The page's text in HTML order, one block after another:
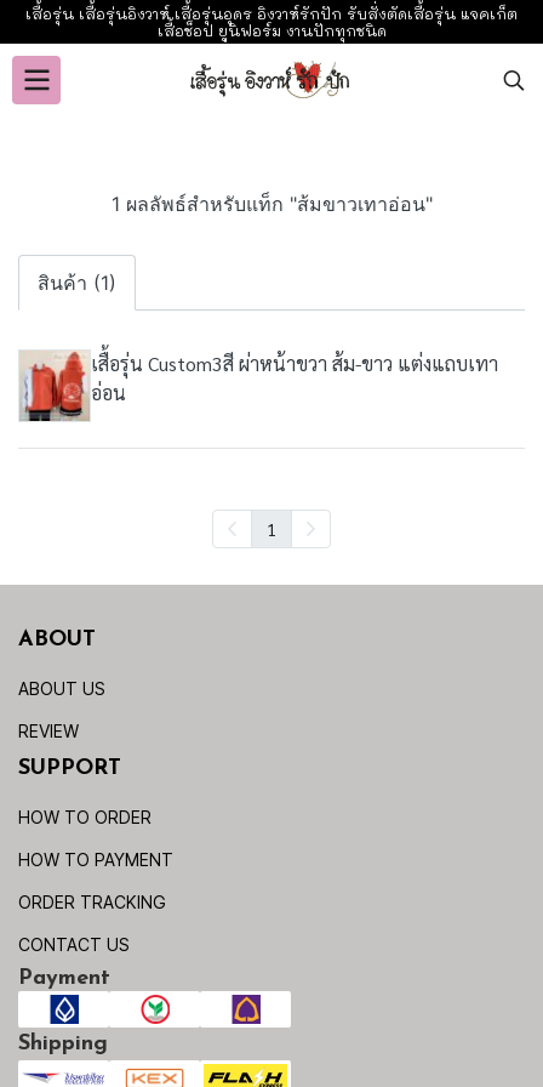
เสื้อรุ่น เสื้อรุ่นอิงวาห์ เสื้อรุ่นอุดร อิงวาห์รักปัก รับสั่งตัดเสื้อรุ่น แจคเก็ต
เสื้อช็อป ยูนิฟอร์ม งานปักทุกชนิด
1 ผลลัพธ์สำหรับแท็ก "ส้มขาวเทาอ่อน"
สินค้า (1)
เสื้อรุ่น Custom3สี ผ่าหน้าขวา ส้ม-ขาว แต่งแถบเทา
อ่อน
1
ABOUT
ABOUT US
REVIEW
SUPPORT
HOW TO ORDER
HOW TO PAYMENT
ORDER TRACKING
CONTACT US
Payment
Shipping